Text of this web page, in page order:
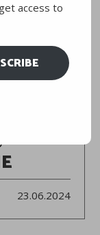
23.06.2024
access to